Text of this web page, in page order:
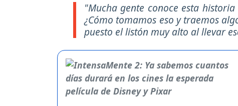
"Mucha gente conoce esta
¿Cómo tomamos eso y traemos
puesto el listón muy alto al llevar